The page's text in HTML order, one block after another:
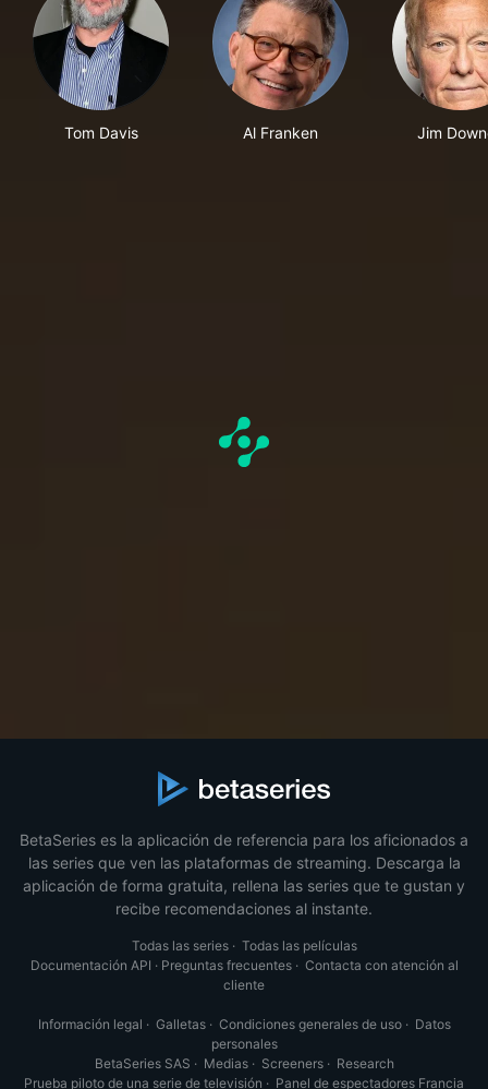
Tom Davis Al Franken Jim
BetaSeries es la aplicación de referencia para los aficionados a
las series que ven las plataformas de streaming. Descarga la
aplicación de forma gratuita, rellena las series que te gustan y
recibe recomendaciones al instante.
Todas las series· Todas las películas
Documentación API · Preguntas frecuentes· Contacta con atención al
cliente
Información legal · Galletas· Condiciones generales de uso· Datos
personales
BetaSeries SAS · Medias· Screeners· Research
Prueba piloto de una serie de televisión · Panel de espectadores Francia